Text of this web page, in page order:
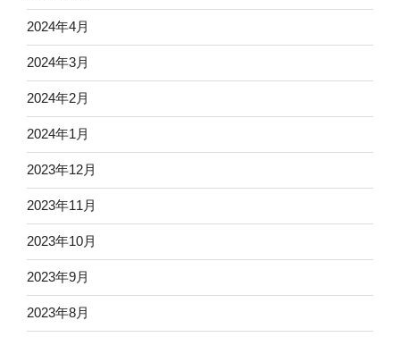
2024年4月
2024年3月
2024年2月
2024年1月
2023年12月
2023年11月
2023年10月
2023年9月
2023年8月